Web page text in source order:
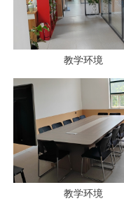
教学环境
教学环境